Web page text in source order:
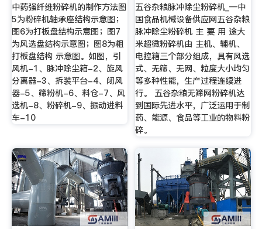
中药强纤维粉碎机的制作方法图
5为粉碎机轴承座结构示意图；
图6为打板盘结构示意图；图7
为风选盘结构示意图；图8为粗
打板盘结构 示意图。如图，引
风机-1、脉冲除尘箱-2、旋风
分离器-3、拆装平台-4、闭风
器-5、筛粉机-6、料仓-7、风
选机-8、粉碎机-9、振动进料
车-10
五谷杂粮脉冲除尘粉碎机_—中
国食品机械设备供应网五谷杂粮
脉冲除尘粉碎机 主 要 用 途大
米超微粉碎机由 主机、辅机、
电控箱三个部分组成，具有风选
式、无筛、无网、粒度大小均匀
等多种性能，生产过程连续进
行。 五谷杂粮无筛网粉碎机达
到国际先进水平，广泛运用于制
药、能源、食品等工业的物料粉
碎。